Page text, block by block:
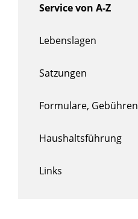
Service von A-Z
Lebenslagen
Satzungen
Formulare, Gebühren
Haushaltsführung
Links